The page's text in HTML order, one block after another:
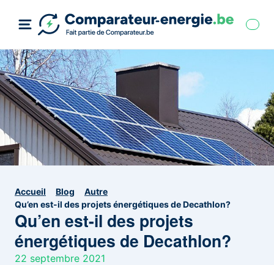
Accueil Blog
Autre
Qu’en est-il des projets énergétiques de Decathlon?
Qu’en est-il des projets
énergétiques de Decathlon?
22 septembre 2021